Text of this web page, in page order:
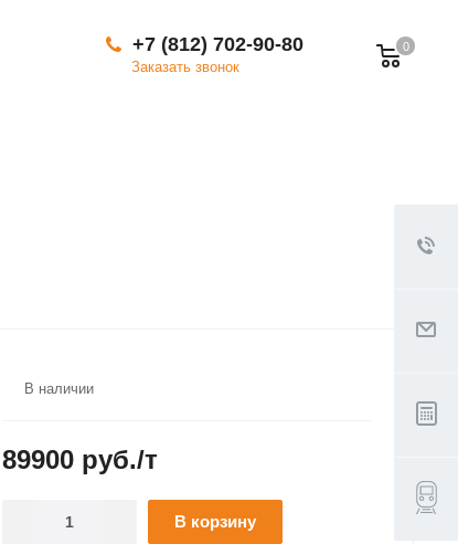
0
+7 (812) 702-90-80
Заказать звонок
В наличии
89900 руб./т
В корзину